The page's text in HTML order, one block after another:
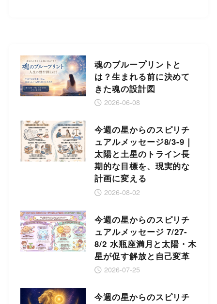
魂のブループリントと
は？生まれる前に決めて
きた魂の設計図
2026-06-08
今週の星からのスピリチ
ュアルメッセージ8/3-9｜
太陽と土星のトライン長
期的な目標を、現実的な
計画に変える
2026-08-02
今週の星からのスピリチ
ュアルメッセージ 7/27-
8/2 水瓶座満月と太陽・木
星が促す解放と自己変革
2026-07-25
今週の星からのスピリチ